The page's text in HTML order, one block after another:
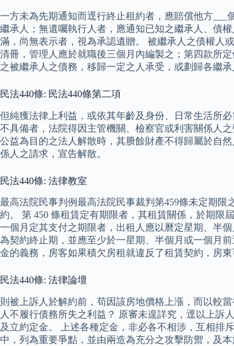
一方未為先期通知而逕行終止租約者，應賠償他方
繼承人；無遺囑執行人者，應通知已知之繼承人、債
滿，尚無表示者，視為承認遺贈。 被繼承人之債權人
清冊，管理人應於就職後三個月內編製之；第四款所
之被繼承人之債務，移歸一定之人承受，或劃歸各繼
民法440條: 民法440條第二項
但純獲法律上利益，或依其年齡及身份、日常生活所
不具備者，法院得因主管機關、檢察官或利害關係人
公益為目的之法人解散時，其賸餘財產不得歸屬於自
係人之請求，宣告解散。
民法440條: 法律教室
最高法院民事判例最高法院民事裁判第459條未定期
約。 第 450 條租賃定有期限者，其租賃關係，於期限
一個月定其支付之期限者，出租人應以曆定星期、半個
為契約終止期，並應至少於一星期、半個月或一個月
金的義務，房客如果積欠房租就違反了租賃契約，房
民法440條: 法律論壇
則被上訴人於解約前，苟因該房地價格上漲，而以較
人不履行債務所失之利益？ 原審未遑詳究，逕以上訴
及立約定金。 上述各種定金，非必各不相涉，互相排
中，列為重要爭點，並由兩造為充分之攻擊防禦，及